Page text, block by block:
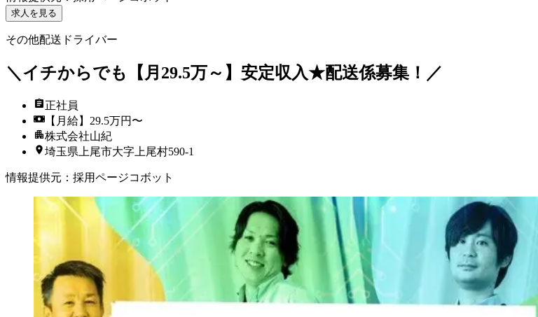
求人を見る
その他配送ドライバー
＼イチからでも【月29.5万～】安定収入★配送係募集！／
正社員
【月給】29.5万円〜
株式会社山紀
埼玉県上尾市大字上尾村590-1
情報提供元 ： 採用ページコボット